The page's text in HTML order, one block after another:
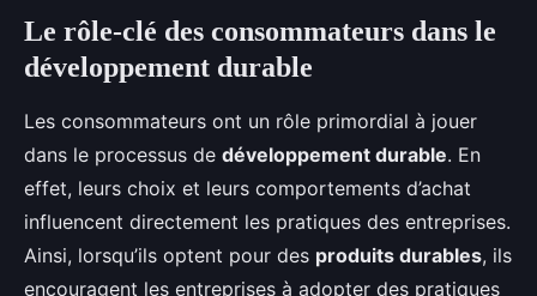
Le rôle-clé des consommateurs dans le
développement durable
Les consommateurs ont un rôle primordial à jouer
dans le processus de développement durable. En
effet, leurs choix et leurs comportements d’achat
influencent directement les pratiques des entreprises.
Ainsi, lorsqu’ils optent pour des produits durables, ils
encouragent les entreprises à adopter des pratiques